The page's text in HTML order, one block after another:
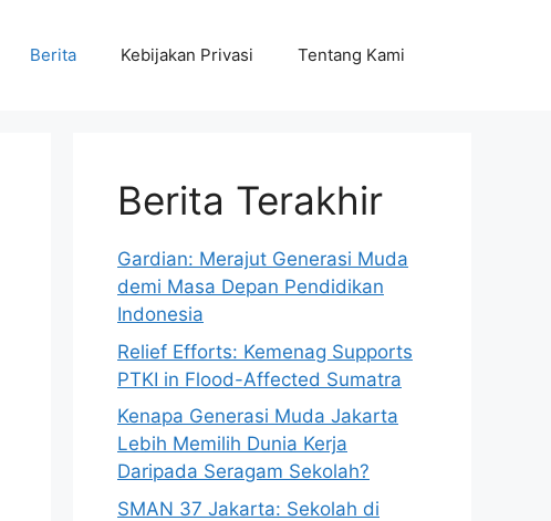
Berita Kebijakan Privasi Tentang Kami
Berita Terakhir
Gardian: Merajut Generasi Muda
demi Masa Depan Pendidikan
Indonesia
Relief Efforts: Kemenag Supports
PTKI in Flood-Affected Sumatra
Kenapa Generasi Muda Jakarta
Lebih Memilih Dunia Kerja
Daripada Seragam Sekolah?
SMAN 37 Jakarta: Sekolah di